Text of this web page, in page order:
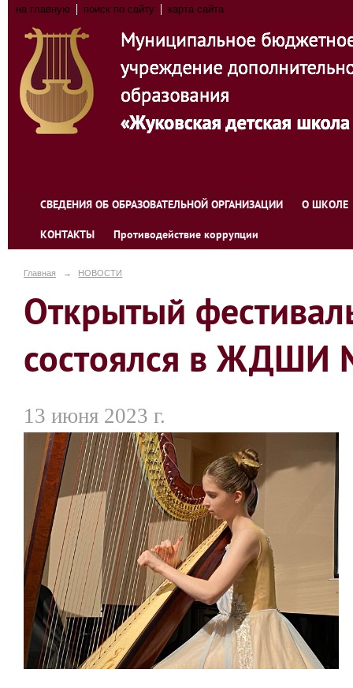
на главную поиск по сайту карта сайта
СВЕДЕНИЯ ОБ ОБРАЗОВАТЕЛЬНОЙ ОРГАНИЗАЦИИ О ШКОЛЕ
КОНТАКТЫ Противодействие коррупции
Главная → НОВОСТИ
Открытый
состоялся в
13 июня 2023 г.